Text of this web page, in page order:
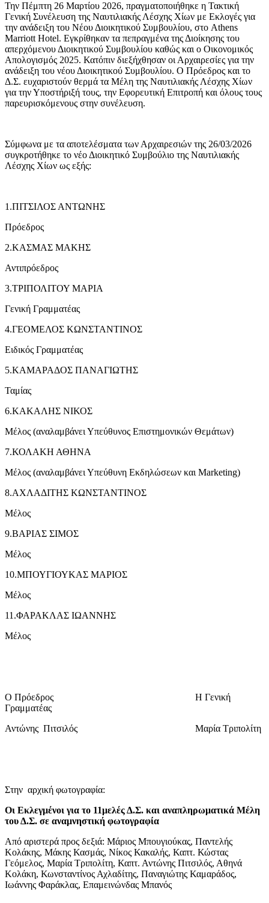
Την Πέμπτη 26 Μαρτίου 2026, πραγματοποιήθηκε η Τακτική
Γενική Συνέλευση της Ναυτιλιακής Λέσχης Χίων με Εκλογές για
την ανάδειξη του Νέου Διοικητικού Συμβουλίου, στο Athens
Marriott Hotel. Εγκρίθηκαν τα πεπραγμένα της Διοίκησης του
απερχόμενου Διοικητικού Συμβουλίου καθώς και ο Οικονομικός
Απολογισμός 2025. Κατόπιν διεξήχθησαν οι Αρχαιρεσίες για την
ανάδειξη του νέου Διοικητικού Συμβουλίου. Ο Πρόεδρος και το
Δ.Σ. ευχαριστούν θερμά τα Μέλη της Ναυτιλιακής Λέσχης Χίων
για την Υποστήριξή τους, την Εφορευτική Επιτροπή και όλους τους
παρευρισκόμενους στην συνέλευση.
Σύμφωνα με τα αποτελέσματα των Αρχαιρεσιών της 26/03/2026
συγκροτήθηκε το νέο Διοικητικό Συμβούλιο της Ναυτιλιακής
Λέσχης Χίων ως εξής:
1.ΠΙΤΣΙΛΟΣ ΑΝΤΩΝΗΣ
Πρόεδρος
2.ΚΑΣΜΑΣ ΜΑΚΗΣ
Αντιπρόεδρος
3.ΤΡΙΠΟΛΙΤΟΥ ΜΑΡΙΑ
Γενική Γραμματέας
4.ΓΕΟΜΕΛΟΣ ΚΩΝΣΤΑΝΤΙΝΟΣ
Ειδικός Γραμματέας
5.ΚΑΜΑΡΑΔΟΣ ΠΑΝΑΓΙΩΤΗΣ
Ταμίας
6.ΚΑΚΑΛΗΣ ΝΙΚΟΣ
Μέλος (αναλαμβάνει Υπεύθυνος Επιστημονικών Θεμάτων)
7.ΚΟΛΑΚΗ ΑΘΗΝΑ
Μέλος (αναλαμβάνει Υπεύθυνη Εκδηλώσεων και Marketing)
8.ΑΧΛΑΔΙΤΗΣ ΚΩΝΣΤΑΝΤΙΝΟΣ
Μέλος
9.ΒΑΡΙΑΣ ΣΙΜΟΣ
Μέλος
10.ΜΠΟΥΓΙΟΥΚΑΣ ΜΑΡΙΟΣ
Μέλος
11.ΦΑΡΑΚΛΑΣ ΙΩΑΝΝΗΣ
Μέλος
Ο Πρόεδρος Η Γενική
Γραμματέας
Αντώνης Πιτσιλός Μαρία Τριπολίτη
Στην αρχική φωτογραφία:
Οι Εκλεγμένοι για το 11μελές Δ.Σ. και αναπληρωματικά Μέλη
του Δ.Σ. σε αναμνηστική φωτογραφία
Από αριστερά προς δεξιά: Μάριος Μπουγιούκας, Παντελής
Κολάκης, Μάκης Κασμάς, Νίκος Κακαλής, Καπτ. Κώστας
Γεόμελος, Μαρία Τριπολίτη, Καπτ. Αντώνης Πιτσιλός, Αθηνά
Κολάκη, Κωνσταντίνος Αχλαδίτης, Παναγιώτης Καμαράδος,
Ιωάννης Φαράκλας, Επαμεινώνδας Μπανός